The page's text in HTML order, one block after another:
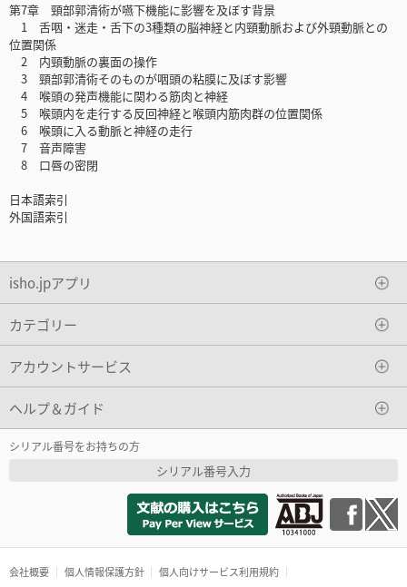
第7章 頸部郭清術が嚥下機能に影響を及ぼす背景
1 舌咽・迷走・舌下の3種類の脳神経と内頸動脈および外頸動脈との
位置関係
2 内頸動脈の裏面の操作
3 頸部郭清術そのものが咽頭の粘膜に及ぼす影響
4 喉頭の発声機能に関わる筋肉と神経
5 喉頭内を走行する反回神経と喉頭内筋肉群の位置関係
6 喉頭に入る動脈と神経の走行
7 音声障害
8 口唇の密閉
日本語索引
外国語索引
isho.jpアプリ
カテゴリー
アカウントサービス
ヘルプ＆ガイド
シリアル番号をお持ちの方
シリアル番号入力
会社概要 個人情報保護方針
個人向けサービス利用規約